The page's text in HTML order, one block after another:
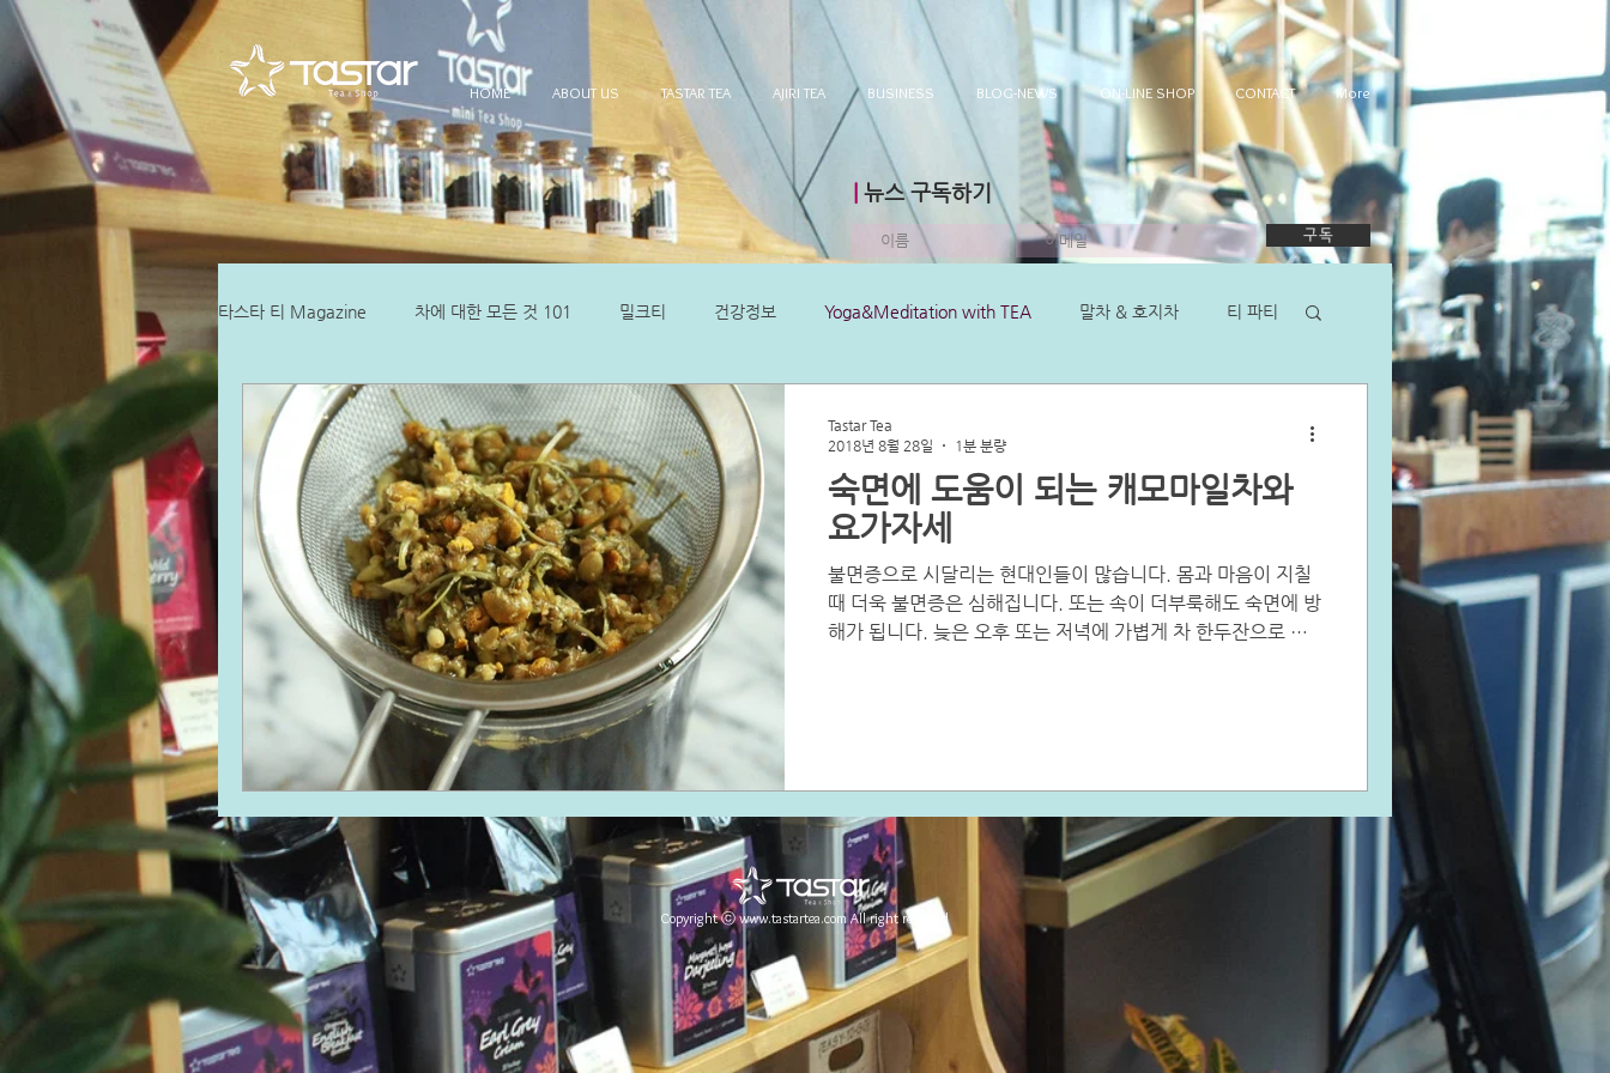
HOME ABOUT US TASTAR TEA AJIRI TEA BUSINESS BLOG-NEWS ON-LINE SHOP CONTACT More
뉴스 구독하기
구독
타스타 티 Magazine 차에 대한 모든 것 101 밀크티 건강정보 Yoga&Meditation with TEA 말차 & 호지차 티 파티
티블렌딩 비지니스
숙면에 도움이 되는 캐모마일차와
요가자세
불면증으로 시달리는 현대인들이 많습니다. 몸과 마음이 지칠
때 더욱 불면증은 심해집니다. 또는 속이 더부룩해도 숙면에 방
해가 됩니다. 늦은 오후 또는 저녁에 가볍게 차 한두잔으로 몸
Tastar Tea
2018년 8월 28일
1분 분량
Copyright ⓒwww.tastartea.comAll right reserved